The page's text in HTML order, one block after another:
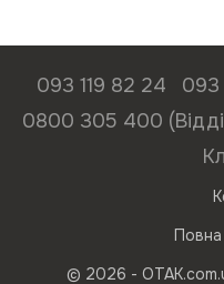
093 119 82 24 093
0800 305 400
Повна
© 2026 -